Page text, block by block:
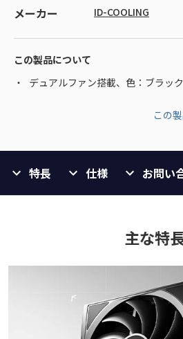
メーカー ID-COOLING
この製品について
デュアルファン搭載、色：ブラック
この
特長 仕様 お問い
主な特